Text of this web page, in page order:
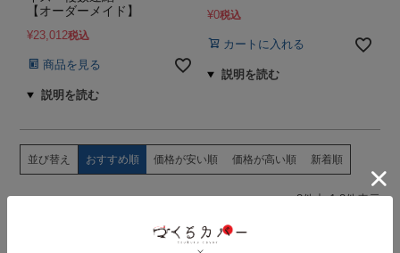
【オーダーメイド】
¥23,012税込
商品を見る
¥0税込
カートに入れる
並び替え おすすめ順 価格が安い順 価格が高い順 新着順
8件中 1-8件表示